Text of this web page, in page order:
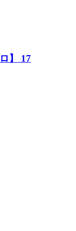
】 17